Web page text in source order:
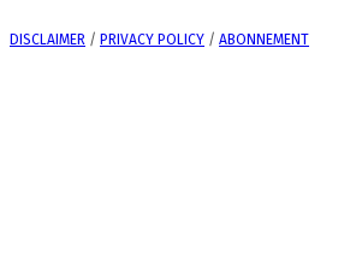
DISCLAIMER / PRIVACY POLICY / ABONNEMENT